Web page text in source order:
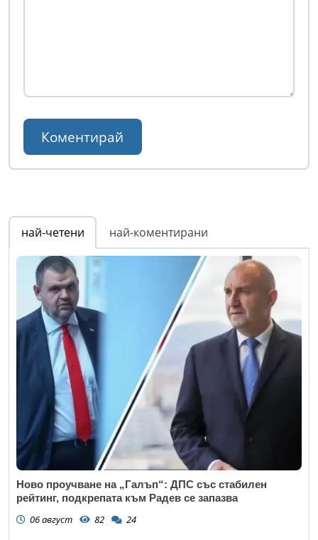
най-четени най-коментирани
Ново проучване на „Галъп“: ДПС със стабилен
рейтинг, подкрепата към Радев се запазва
06 август 82 24